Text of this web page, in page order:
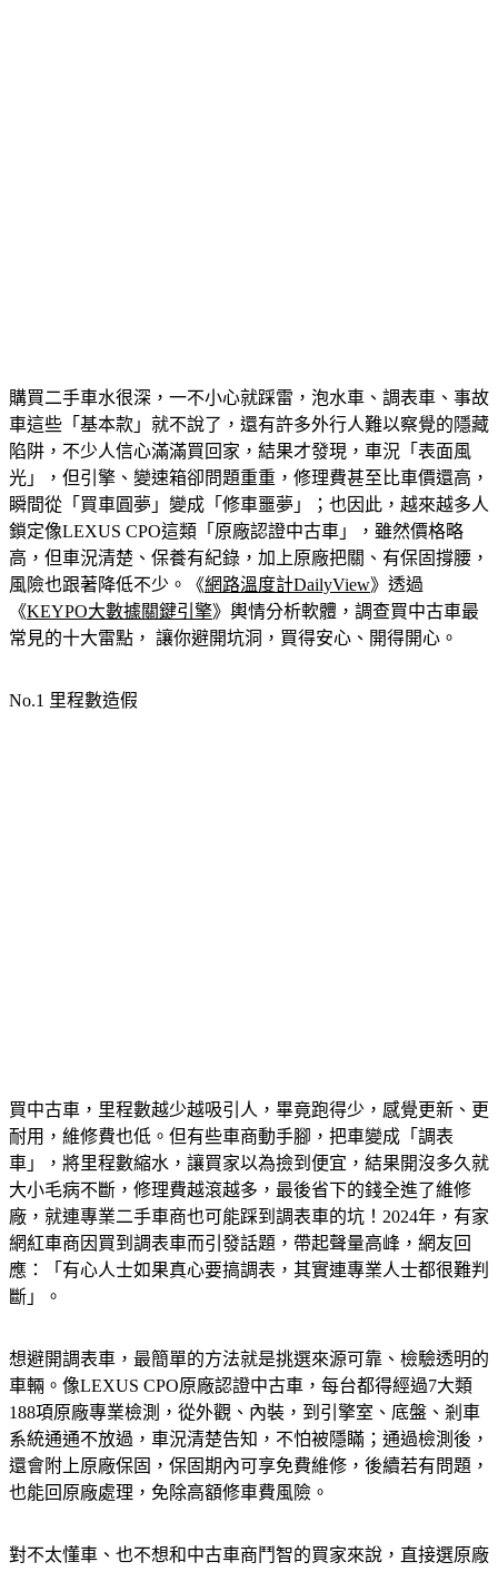
購買二手車水很深，一不小心就踩雷，泡水車、調表車、事故
車這些「基本款」就不說了，還有許多外行人難以察覺的隱藏
陷阱，不少人信心滿滿買回家，結果才發現，車況「表面風
光」，但引擎、變速箱卻問題重重，修理費甚至比車價還高，
瞬間從「買車圓夢」變成「修車噩夢」；也因此，越來越多人
鎖定像LEXUS CPO這類「原廠認證中古車」，雖然價格略
高，但車況清楚、保養有紀錄，加上原廠把關、有保固撐腰，
風險也跟著降低不少。《網路溫度計DailyView》透過
《KEYPO大數據關鍵引擎》輿情分析軟體，調查買中古車最
常見的十大雷點， 讓你避開坑洞，買得安心、開得開心。
No.1 里程數造假
買中古車，里程數越少越吸引人，畢竟跑得少，感覺更新、更
耐用，維修費也低。但有些車商動手腳，把車變成「調表
車」，將里程數縮水，讓買家以為撿到便宜，結果開沒多久就
大小毛病不斷，修理費越滾越多，最後省下的錢全進了維修
廠，就連專業二手車商也可能踩到調表車的坑！2024年，有家
網紅車商因買到調表車而引發話題，帶起聲量高峰，網友回
應：「有心人士如果真心要搞調表，其實連專業人士都很難判
斷」。
想避開調表車，最簡單的方法就是挑選來源可靠、檢驗透明的
車輛。像LEXUS CPO原廠認證中古車，每台都得經過7大類
188項原廠專業檢測，從外觀、內裝，到引擎室、底盤、剎車
系統通通不放過，車況清楚告知，不怕被隱瞞；通過檢測後，
還會附上原廠保固，保固期內可享免費維修，後續若有問題，
也能回原廠處理，免除高額修車費風險。
對不太懂車、也不想和中古車商鬥智的買家來說，直接選原廠